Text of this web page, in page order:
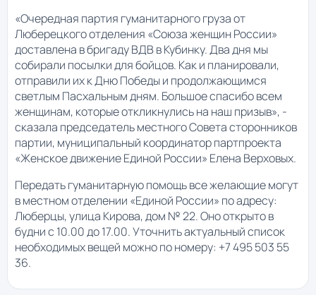
«Очередная партия гуманитарного груза от
Люберецкого отделения «Союза женщин России»
доставлена в бригаду ВДВ в Кубинку. Два дня мы
собирали посылки для бойцов. Как и планировали,
отправили их к Дню Победы и продолжающимся
светлым Пасхальным дням. Большое спасибо всем
женщинам, которые откликнулись на наш призыв», -
сказала председатель местного Совета сторонников
партии, муниципальный координатор партпроекта
«Женское движение Единой России» Елена Верховых.
Передать гуманитарную помощь все желающие могут
в местном отделении «Единой России» по адресу:
Люберцы, улица Кирова, дом № 22. Оно открыто в
будни с 10.00 до 17.00. Уточнить актуальный список
необходимых вещей можно по номеру: +7 495 503 55
36.